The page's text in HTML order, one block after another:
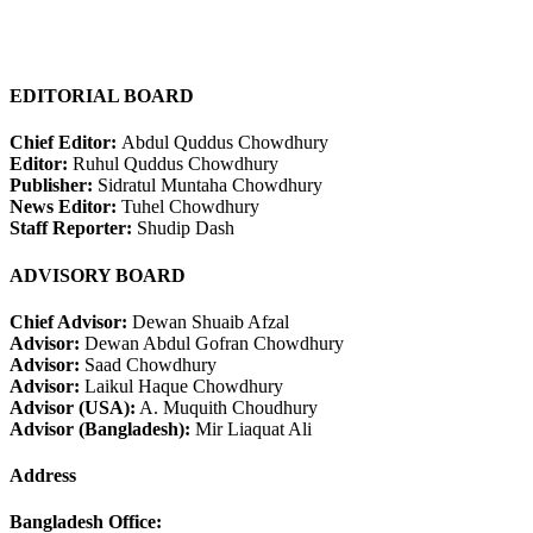
EDITORIAL BOARD
Chief Editor: Abdul Quddus Chowdhury
Editor: Ruhul Quddus Chowdhury
Publisher: Sidratul Muntaha Chowdhury
News Editor: Tuhel Chowdhury
Staff Reporter: Shudip Dash
ADVISORY BOARD
Chief Advisor: Dewan Shuaib Afzal
Advisor: Dewan Abdul Gofran Chowdhury
Advisor: Saad Chowdhury
Advisor: Laikul Haque Chowdhury
Advisor (USA): A. Muquith Choudhury
Advisor (Bangladesh): Mir Liaquat Ali
Address
Bangladesh Office: